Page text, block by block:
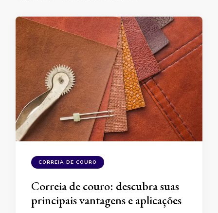
CORREIA DE COURO
Correia de couro: descubra suas
principais vantagens e aplicações